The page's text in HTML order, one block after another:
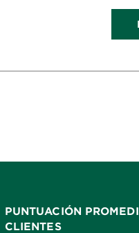
PUNTUACIÓN
CLIENTES